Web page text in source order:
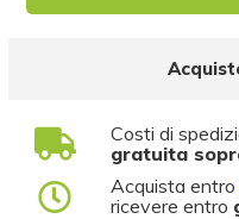
Costi di
gratuita
Acquista
ricevere entro